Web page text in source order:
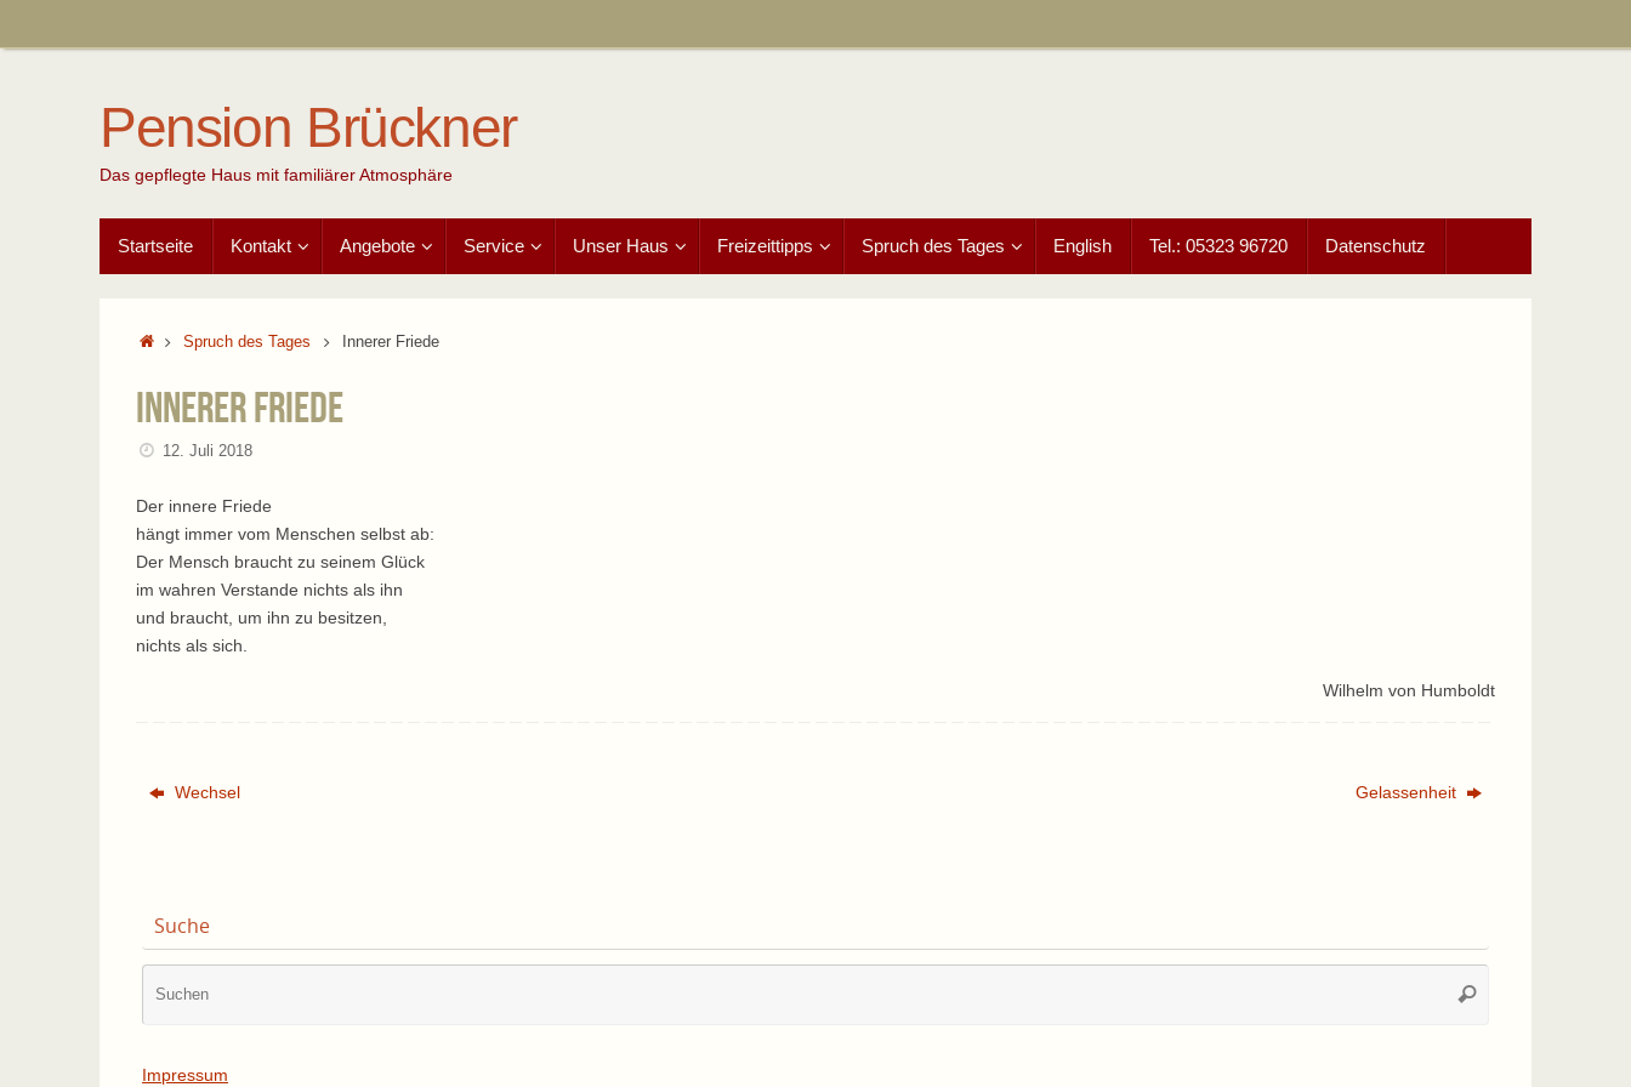
Pension Brückner
Das gepflegte Haus mit familiärer Atmosphäre
Inhalt
springen
Startseite Kontakt Angebote Service Unser Haus Freizeittipps Spruch des Tages English Tel.: 05323 96720 Datenschutz
StartSpruch des Tages Innerer Friede
Innerer Friede
12. Juli 2018
Der innere Friede
hängt immer vom Menschen selbst ab:
Der Mensch braucht zu seinem Glück
im wahren Verstande nichts als ihn
und braucht, um ihn zu besitzen,
nichts als sich.
Wilhelm von Humboldt
Wechsel Gelassenheit
Suche
Suchen
Impressum